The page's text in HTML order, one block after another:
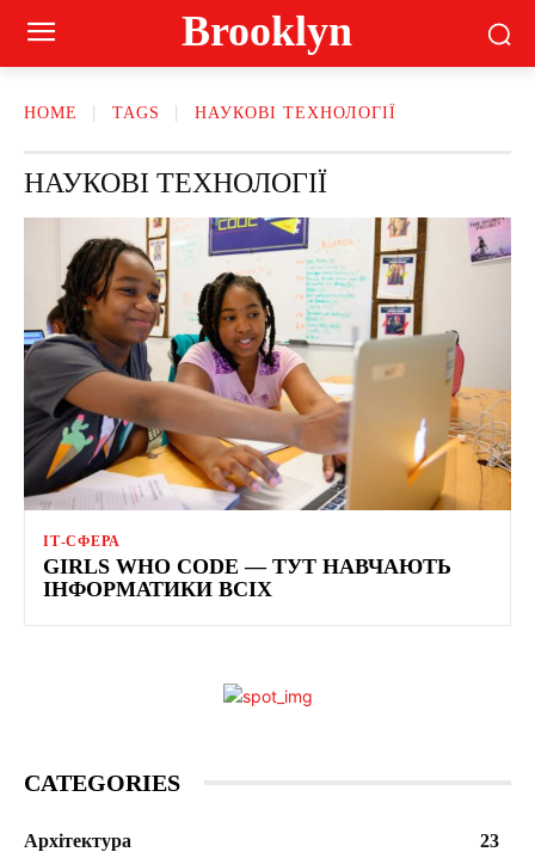
Brooklyn
HOME TAGS НАУКОВІ ТЕХНОЛОГІЇ
НАУКОВІ ТЕХНОЛОГІЇ
ІТ-СФЕРА
GIRLS WHO CODE — ТУТ НАВЧАЮТЬ
ІНФОРМАТИКИ ВСІХ
CATEGORIES
Архітектура
23